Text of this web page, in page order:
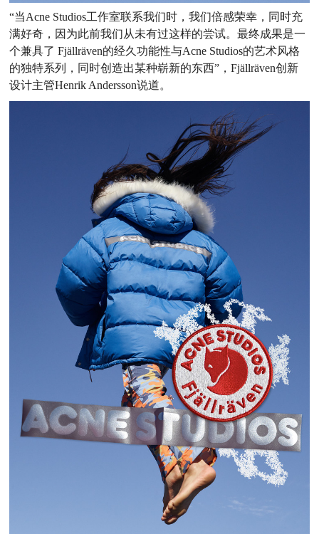
“当Acne Studios工作室联系我们时，我们倍感荣幸，同时充
满好奇，因为此前我们从未有过这样的尝试。最终成果是一
个兼具了 Fjällräven的经久功能性与Acne Studios的艺术风格
的独特系列，同时创造出某种崭新的东西”，Fjällräven创新
设计主管Henrik Andersson说道。